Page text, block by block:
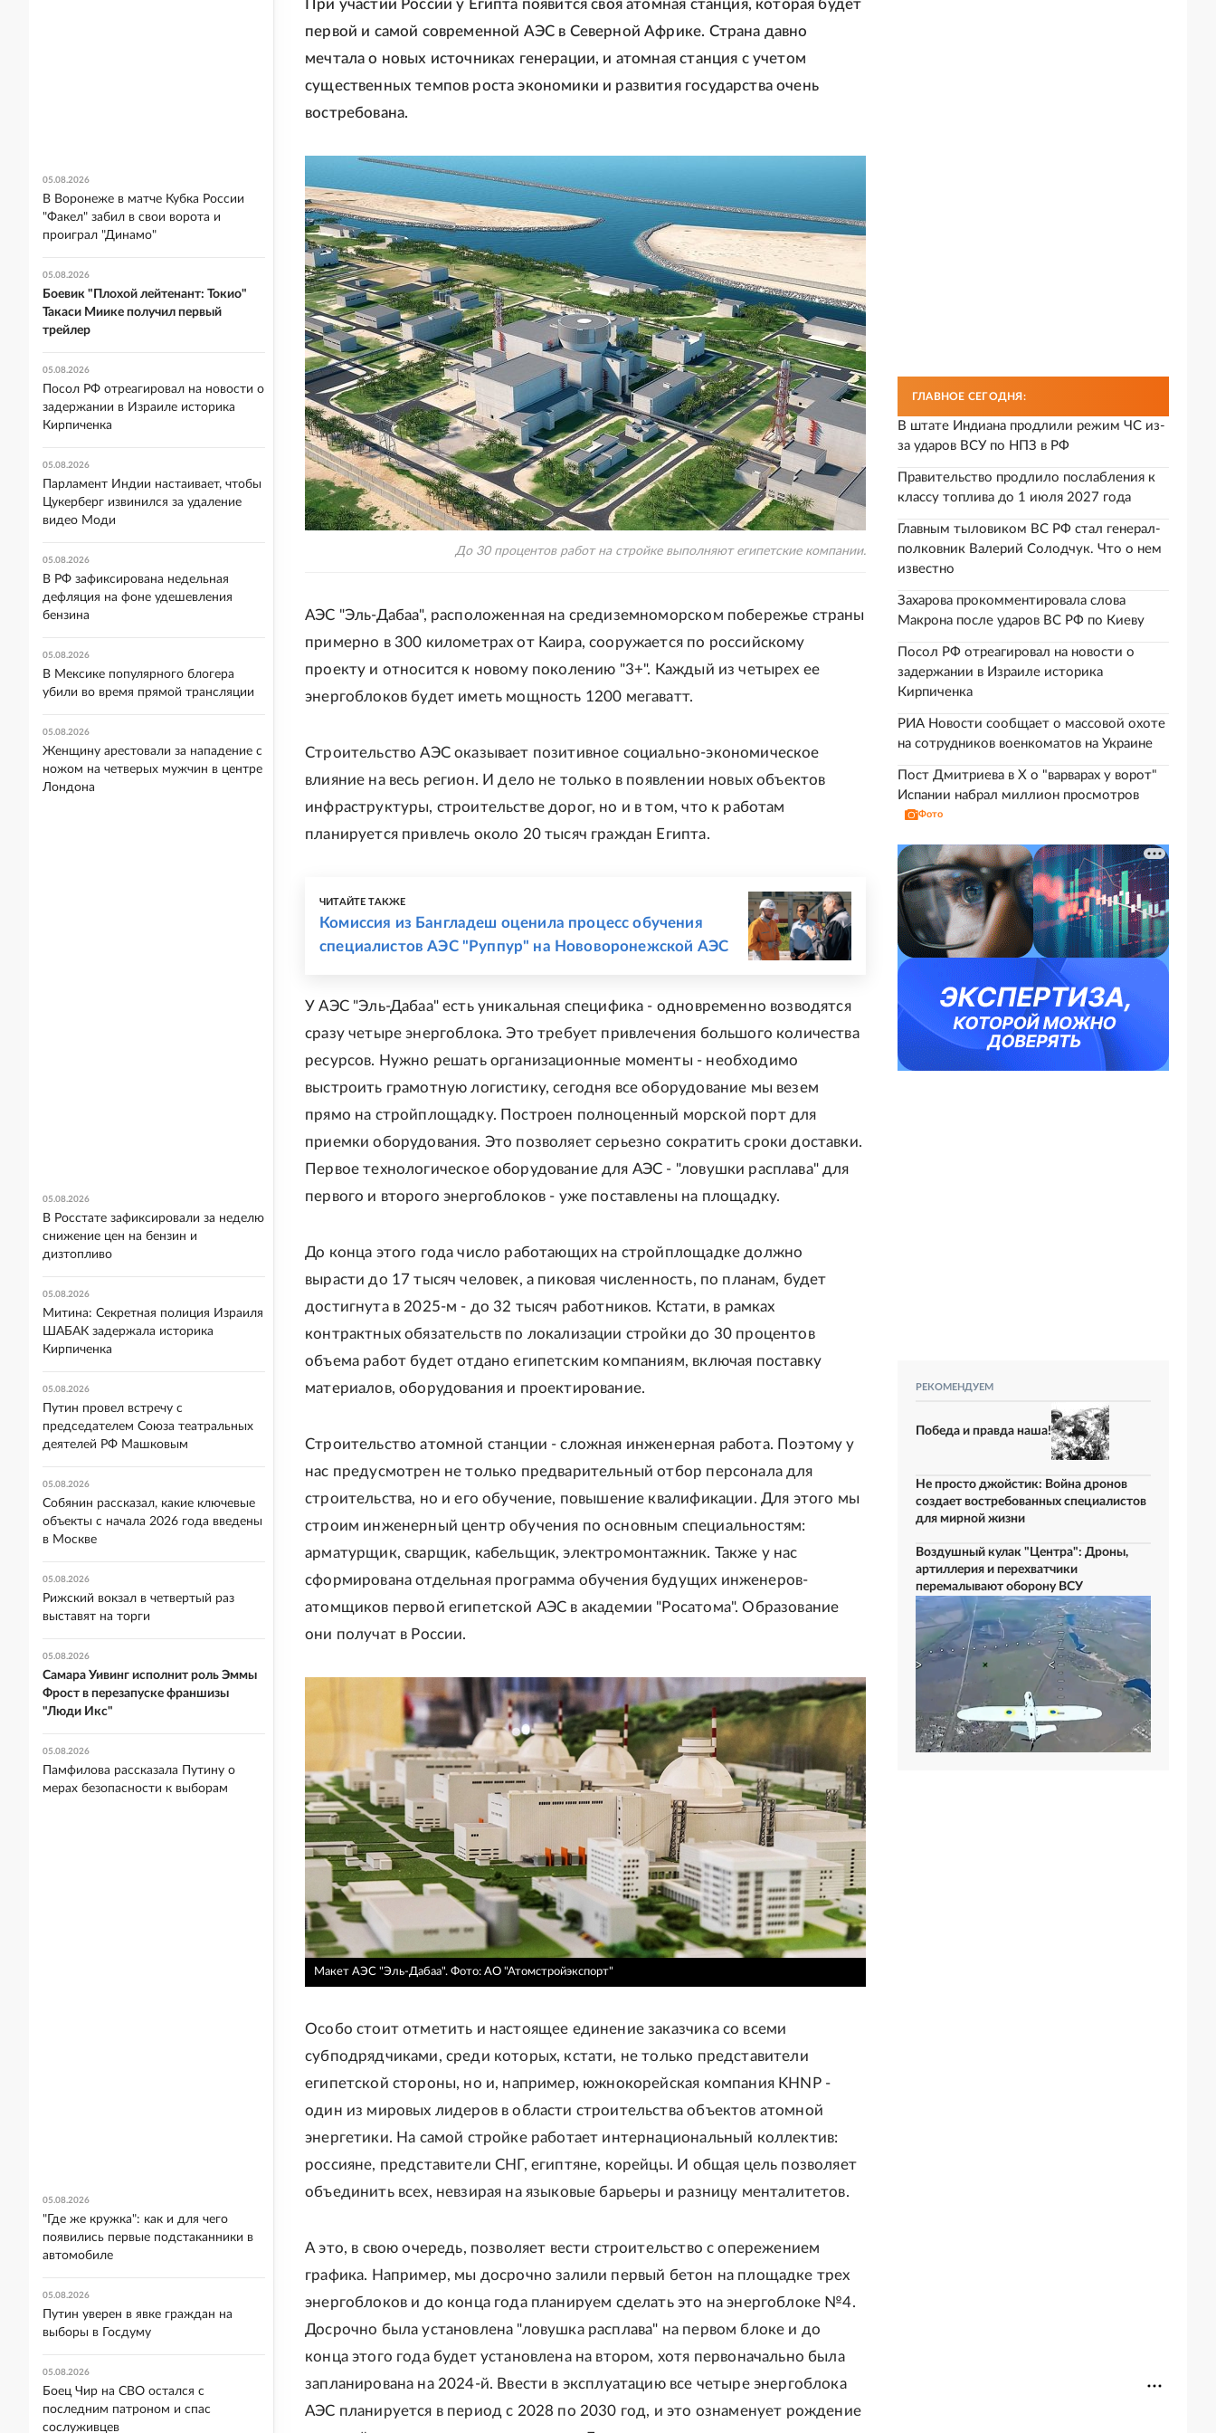
При участии России у Египта появится своя атомная станция, которая будет
первой и самой современной АЭС в Северной Африке. Страна давно
мечтала о новых источниках генерации, и атомная станция с учетом
существенных темпов роста экономики и развития государства очень
востребована.
До 30 процентов работ на стройке выполняют египетские компании.
АЭС "Эль-Дабаа", расположенная на средиземноморском побережье страны
примерно в 300 километрах от Каира, сооружается по российскому
проекту и относится к новому поколению "3+". Каждый из четырех ее
энергоблоков будет иметь мощность 1200 мегаватт.
Строительство АЭС оказывает позитивное социально-экономическое
влияние на весь регион. И дело не только в появлении новых объектов
инфраструктуры, строительстве дорог, но и в том, что к работам
планируется привлечь около 20 тысяч граждан Египта.
ЧИТАЙТЕ ТАКЖЕ
Комиссия из Бангладеш оценила процесс обучения
специалистов АЭС "Руппур" на Нововоронежской АЭС
У АЭС "Эль-Дабаа" есть уникальная специфика - одновременно возводятся
сразу четыре энергоблока. Это требует привлечения большого количества
ресурсов. Нужно решать организационные моменты - необходимо
выстроить грамотную логистику, сегодня все оборудование мы везем
прямо на стройплощадку. Построен полноценный морской порт для
приемки оборудования. Это позволяет серьезно сократить сроки доставки.
Первое технологическое оборудование для АЭС - "ловушки расплава" для
первого и второго энергоблоков - уже поставлены на площадку.
До конца этого года число работающих на стройплощадке должно
вырасти до 17 тысяч человек, а пиковая численность, по планам, будет
достигнута в 2025-м - до 32 тысяч работников. Кстати, в рамках
контрактных обязательств по локализации стройки до 30 процентов
объема работ будет отдано египетским компаниям, включая поставку
материалов, оборудования и проектирование.
Строительство атомной станции - сложная инженерная работа. Поэтому у
нас предусмотрен не только предварительный отбор персонала для
строительства, но и его обучение, повышение квалификации. Для этого мы
строим инженерный центр обучения по основным специальностям:
арматурщик, сварщик, кабельщик, электромонтажник. Также у нас
сформирована отдельная программа обучения будущих инженеров-
атомщиков первой египетской АЭС в академии "Росатома". Образование
они получат в России.
Макет АЭС "Эль-Дабаа". Фото: АО "Атомстройэкспорт"
Особо стоит отметить и настоящее единение заказчика со всеми
субподрядчиками, среди которых, кстати, не только представители
египетской стороны, но и, например, южнокорейская компания KHNP -
один из мировых лидеров в области строительства объектов атомной
энергетики. На самой стройке работает интернациональный коллектив:
россияне, представители СНГ, египтяне, корейцы. И общая цель позволяет
объединить всех, невзирая на языковые барьеры и разницу менталитетов.
А это, в свою очередь, позволяет вести строительство с опережением
графика. Например, мы досрочно залили первый бетон на площадке трех
энергоблоков и до конца года планируем сделать это на энергоблоке №4.
Досрочно была установлена "ловушка расплава" на первом блоке и до
конца этого года будет установлена на втором, хотя первоначально была
запланирована на 2024-й. Ввести в эксплуатацию все четыре энергоблока
АЭС планируется в период с 2028 по 2030 год, и это ознаменует рождение
ГЛАВНОЕ СЕГОДНЯ:
В штате Индиана продлили режим ЧС из-
за ударов ВСУ по НПЗ в РФ
Правительство продлило послабления к
классу топлива до 1 июля 2027 года
Главным тыловиком ВС РФ стал генерал-
полковник Валерий Солодчук. Что о нем
известно
Захарова прокомментировала слова
Макрона после ударов ВС РФ по Киеву
Посол РФ отреагировал на новости о
задержании в Израиле историка
Кирпиченка
РИА Новости сообщает о массовой охоте
на сотрудников военкоматов на Украине
Пост Дмитриева в X о "варварах у ворот"
Испании набрал миллион просмотров
Фото
РЕКОМЕНДУЕМ
Победа и правда наша!
Не просто джойстик: Война дронов
создает востребованных специалистов
для мирной жизни
Воздушный кулак "Центра": Дроны,
артиллерия и перехватчики
перемалывают оборону ВСУ
05.08.2026
В Воронеже в матче Кубка России
"Факел" забил в свои ворота и
проиграл "Динамо"
05.08.2026
Боевик "Плохой лейтенант: Токио"
Такаси Миике получил первый
трейлер
05.08.2026
Посол РФ отреагировал на новости о
задержании в Израиле историка
Кирпиченка
05.08.2026
Парламент Индии настаивает, чтобы
Цукерберг извинился за удаление
видео Моди
05.08.2026
В РФ зафиксирована недельная
дефляция на фоне удешевления
бензина
05.08.2026
В Мексике популярного блогера
убили во время прямой трансляции
05.08.2026
Женщину арестовали за нападение с
ножом на четверых мужчин в центре
Лондона
05.08.2026
В Росстате зафиксировали за неделю
снижение цен на бензин и
дизтопливо
05.08.2026
Митина: Секретная полиция Израиля
ШАБАК задержала историка
Кирпиченка
05.08.2026
Путин провел встречу с
председателем Союза театральных
деятелей РФ Машковым
05.08.2026
Собянин рассказал, какие ключевые
объекты с начала 2026 года введены
в Москве
05.08.2026
Рижский вокзал в четвертый раз
выставят на торги
05.08.2026
Самара Уивинг исполнит роль Эммы
Фрост в перезапуске франшизы
"Люди Икс"
05.08.2026
Памфилова рассказала Путину о
мерах безопасности к выборам
05.08.2026
"Где же кружка": как и для чего
появились первые подстаканники в
автомобиле
05.08.2026
Путин уверен в явке граждан на
выборы в Госдуму
05.08.2026
Боец Чир на СВО остался с
последним патроном и спас
сослуживцев